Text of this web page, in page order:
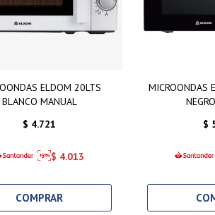
ELDOM 20LTS
BLANCO MANUAL
$ 4.721
$ 4.013
MICROONDAS
$